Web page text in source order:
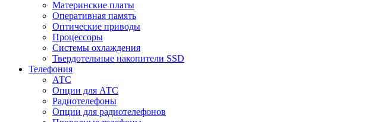
Материнские платы
Оперативная память
Оптические приводы
Процессоры
Системы охлаждения
Твердотельные накопители SSD
Телефония
АТС
Опции для АТС
Радиотелефоны
Опции для радиотелефонов